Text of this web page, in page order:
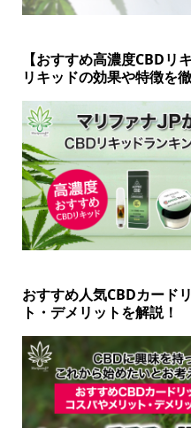
【おすすめ高濃度CBDリ
リキッドの効果や特徴を
おすすめ人気CBDカード
ト・デメリットを解説！